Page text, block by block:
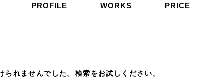
PROFILE WORKS PRICE
れませんでした。検索をお試しください。